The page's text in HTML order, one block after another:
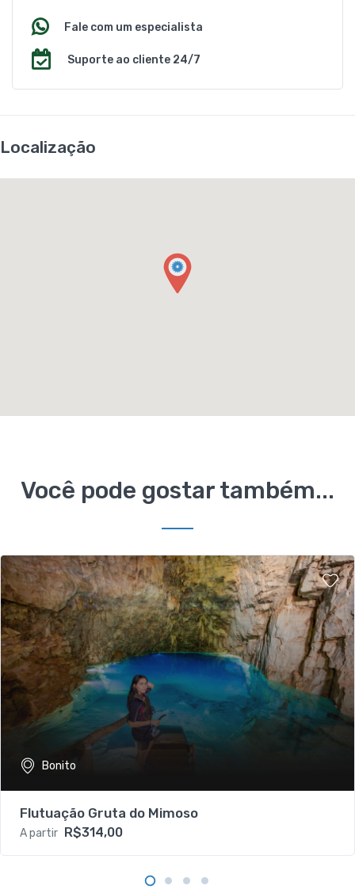
Fale com um especialista
Suporte ao cliente 24/7
Localização
Você pode gostar também...
Bonito
Flutuação Gruta do Mimoso
A partir R$314,00